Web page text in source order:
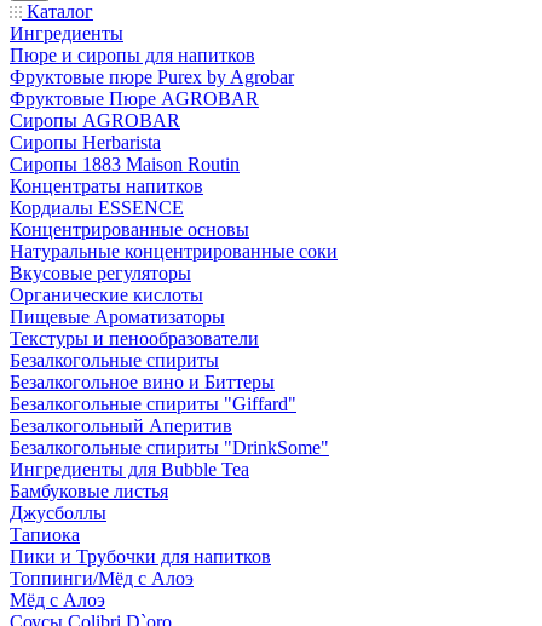
Каталог
Ингредиенты
Пюре и сиропы для напитков
Фруктовые пюре Purex by Agrobar
Фруктовые Пюре AGROBAR
Сиропы AGROBAR
Сиропы Herbarista
Сиропы 1883 Maison Routin
Концентраты напитков
Кордиалы ESSENCE
Концентрированные основы
Натуральные концентрированные соки
Вкусовые регуляторы
Органические кислоты
Пищевые Ароматизаторы
Текстуры и пенообразователи
Безалкогольные спириты
Безалкогольное вино и Биттеры
Безалкогольные спириты "Giffard"
Безалкогольный Аперитив
Безалкогольные спириты "DrinkSome"
Ингредиенты для Bubble Tea
Бамбуковые листья
Джусболлы
Тапиока
Пики и Трубочки для напитков
Топпинги/Мёд с Алоэ
Мёд с Алоэ
Соусы Colibri D`oro